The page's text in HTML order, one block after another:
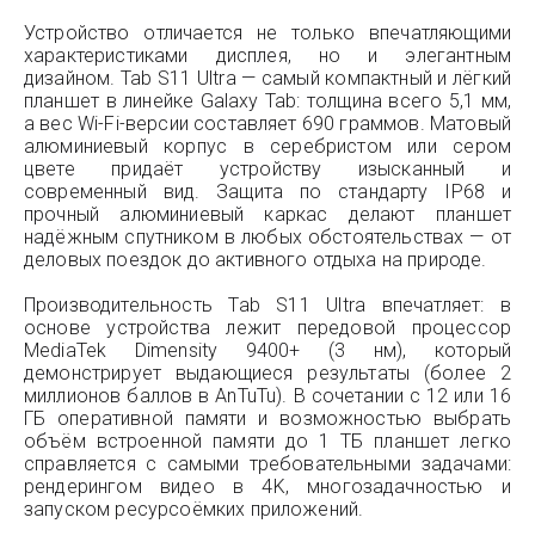
Устройство отличается не только впечатляющими
характеристиками дисплея, но и элегантным
дизайном. Tab S11 Ultra — самый компактный и лёгкий
планшет в линейке Galaxy Tab: толщина всего 5,1 мм,
а вес Wi-Fi-версии составляет 690 граммов. Матовый
алюминиевый корпус в серебристом или сером
цвете придаёт устройству изысканный и
современный вид. Защита по стандарту IP68 и
прочный алюминиевый каркас делают планшет
надёжным спутником в любых обстоятельствах — от
деловых поездок до активного отдыха на природе.
Производительность Tab S11 Ultra впечатляет: в
основе устройства лежит передовой процессор
MediaTek Dimensity 9400+ (3 нм), который
демонстрирует выдающиеся результаты (более 2
миллионов баллов в AnTuTu). В сочетании с 12 или 16
ГБ оперативной памяти и возможностью выбрать
объём встроенной памяти до 1 ТБ планшет легко
справляется с самыми требовательными задачами:
рендерингом видео в 4K, многозадачностью и
запуском ресурсоёмких приложений.